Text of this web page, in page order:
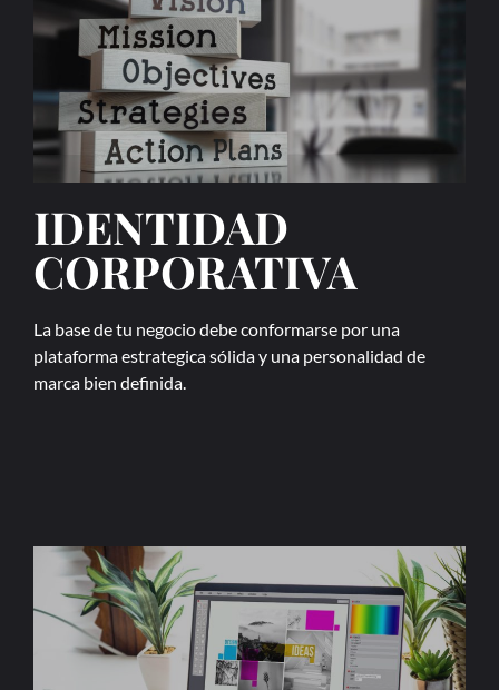
IDENTIDAD
CORPORATIVA
La base de tu negocio debe conformarse por una
plataforma estrategica sólida y una personalidad de
marca bien definida.